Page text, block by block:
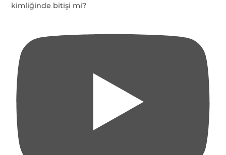
kimliğinde bitişi mi?